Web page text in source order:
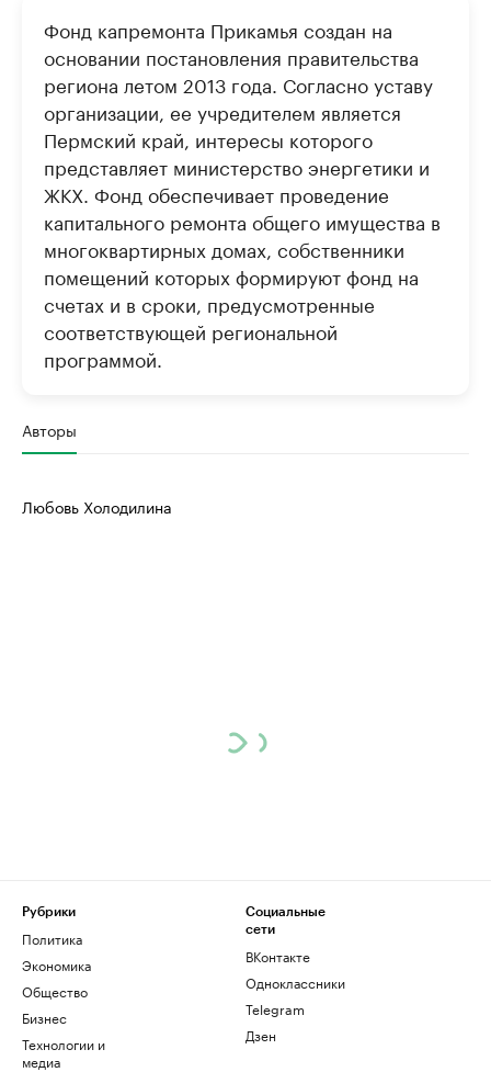
Фонд капремонта Прикамья создан на
основании постановления правительства
региона летом 2013 года. Согласно уставу
организации, ее учредителем является
Пермский край, интересы которого
представляет министерство энергетики и
ЖКХ. Фонд обеспечивает проведение
капитального ремонта общего имущества в
многоквартирных домах, собственники
помещений которых формируют фонд на
счетах и в сроки, предусмотренные
соответствующей региональной
программой.
Авторы
Любовь Холодилина
Рубрики
Политика
Экономика
Общество
Бизнес
Технологии и
медиа
Социальные
сети
ВКонтакте
Одноклассники
Telegram
Дзен